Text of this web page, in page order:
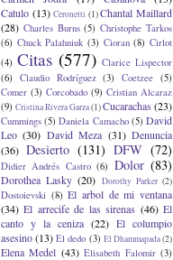
Catulo (13) Ceronetti (1) Chantal Maillard
(28) Charles Burns (5) Christophe Tarkos
(6) Chuck Palahniuk (3) Cioran (8) Cirlot
(4) Citas (577) Clarice Lispector
(6)
Claudio Rodríguez (3) Coetzee (5)
Comer (3) Corcobado (9) Cristian Alcaraz
(9) Cristina Rivera Garza(1)Cucarachas (23)
Cummings (5) Daniela Camacho (5) David
Leo (30) David Meza (31) Denuncia
(36) Desierto (131) DFW (72)
Didier Andrés Castro (6) Dolor (83)
Dorothea Lasky (20) Dorothy Parker (2)
Dostoievski (8) El arbol de mi ventana
(34) El arrecife de las sirenas (46) El
canto y la ceniza (22) El columpio
asesino(13) El dedo (3) El Dhammapada(2)
Elena Medel (43) Elisabeth Falomir (3)